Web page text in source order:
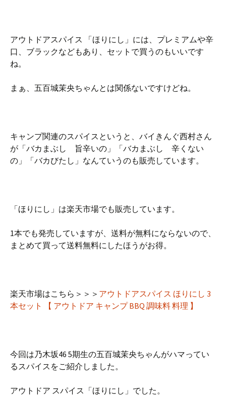
アウトドアスパイス 「ほりにし」には、プレミアムや辛
口、ブラックなどもあり、セットで買うのもいいです
ね。
まぁ、五百城茉央ちゃんとは関係ないですけどね。
キャンプ関連のスパイスというと、バイきんぐ西村さん
が「バカまぶし 旨辛いの」「バカまぶし 辛くない
の」「バカびたし」なんていうのも販売しています。
「ほりにし」は楽天市場でも販売しています。
1本でも発売していますが、送料が無料にならないので、
まとめて買って送料無料にしたほうがお得。
楽天市場はこちら＞＞＞ アウトドアスパイス ほりにし 3
本セット 【 アウトドア キャンプ BBQ 調味料 料理 】
今回は乃木坂46 5期生の五百城茉央ちゃんがハマってい
るスパイスをご紹介しました。
アウトドア スパイス「ほりにし」でした。